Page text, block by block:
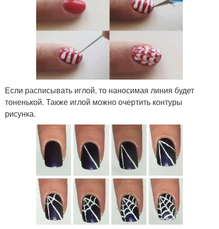
Если расписывать иглой, то наносимая линия будет
тоненькой. Также иглой можно очертить контуры
рисунка.